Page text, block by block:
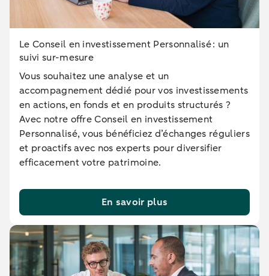
Le Conseil en investissement Personnalisé : un
suivi sur-mesure
Vous souhaitez une analyse et un
accompagnement dédié pour vos investissements
en actions, en fonds et en produits structurés ?
Avec notre offre Conseil en investissement
Personnalisé, vous bénéficiez d’échanges réguliers
et proactifs avec nos experts pour diversifier
efficacement votre patrimoine.
En savoir plus